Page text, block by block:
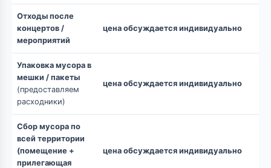
Отходы после
концертов /
мероприятий
цена обсуждается индивидуально
Упаковка мусора в
мешки / пакеты
(предоставляем
расходники)
цена обсуждается индивидуально
Сбор мусора по
всей территории
(помещение +
прилегающая
цена обсуждается индивидуально